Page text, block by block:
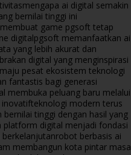
mengapa ai digital semakin
bernilai tinggi ini
game pgsoft tetap
digitalpgsoft memanfaatkan ai
yang lebih akurat dan
digital yang menginspirasi
maju pesat ekosistem teknologi
fantastis bagi generasi
membuka peluang baru melalui
inovatifteknologi modern terus
tinggi dengan hasil yang
platform digital menjadi fondasi
robot berbasis ai
membangun kota pintar masa